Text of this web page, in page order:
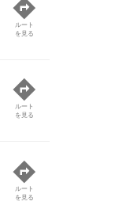
ルート
を見る
ルート
を見る
ルート
を見る